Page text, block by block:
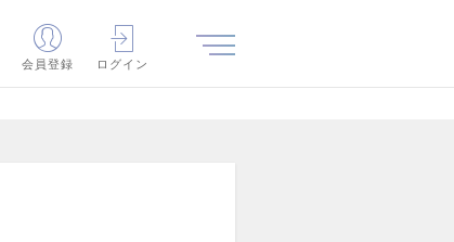
会員登録 ログイン